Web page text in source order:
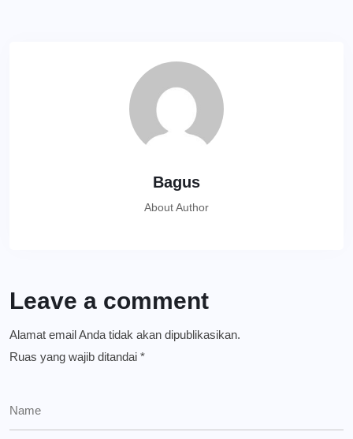
Bagus
About Author
Leave a comment
Alamat email Anda tidak akan dipublikasikan.
Ruas yang wajib ditandai *